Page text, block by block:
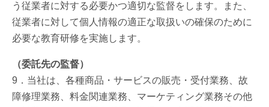
う従業者に対する必要かつ適切な監督をします。また、
従業者に対して個人情報の適正な取扱いの確保のために
必要な教育研修を実施します。
（委託先の監督）
9．当社は、各種商品・サービスの販売・受付業務、故
障修理業務、料金関連業務、マーケティング業務その他